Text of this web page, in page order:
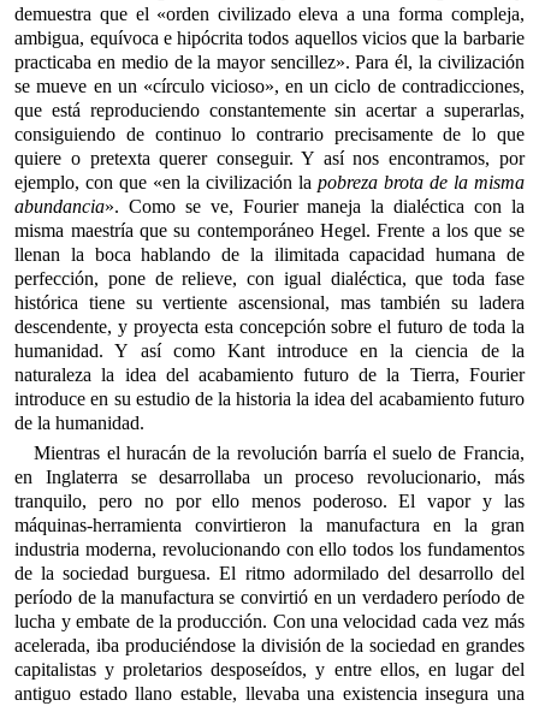
demuestra que el «orden civilizado eleva a una forma compleja,
ambigua, equívoca e hipócrita todos aquellos vicios que la barbarie
practicaba en medio de la mayor sencillez». Para él, la civilización
se mueve en un «círculo vicioso», en un ciclo de contradicciones,
que está reproduciendo constantemente sin acertar a superarlas,
consiguiendo de continuo lo contrario precisamente de lo que
quiere o pretexta querer conseguir. Y así nos encontramos, por
ejemplo, con que «en la civilización la pobreza brota de la misma
abundancia». Como se ve, Fourier maneja la dialéctica con la
misma maestría que su contemporáneo Hegel. Frente a los que se
llenan la boca hablando de la ilimitada capacidad humana de
perfección, pone de relieve, con igual dialéctica, que toda fase
histórica tiene su vertiente ascensional, mas también su ladera
descendente, y proyecta esta concepción sobre el futuro de toda la
humanidad. Y así como Kant introduce en la ciencia de la
naturaleza la idea del acabamiento futuro de la Tierra, Fourier
introduce en su estudio de la historia la idea del acabamiento futuro
de la humanidad.
Mientras el huracán de la revolución barría el suelo de Francia,
en Inglaterra se desarrollaba un proceso revolucionario, más
tranquilo, pero no por ello menos poderoso. El vapor y las
máquinas-herramienta convirtieron la manufactura en la gran
industria moderna, revolucionando con ello todos los fundamentos
de la sociedad burguesa. El ritmo adormilado del desarrollo del
período de la manufactura se convirtió en un verdadero período de
lucha y embate de la producción. Con una velocidad cada vez más
acelerada, iba produciéndose la división de la sociedad en grandes
capitalistas y proletarios desposeídos, y entre ellos, en lugar del
antiguo estado llano estable, llevaba una existencia insegura una